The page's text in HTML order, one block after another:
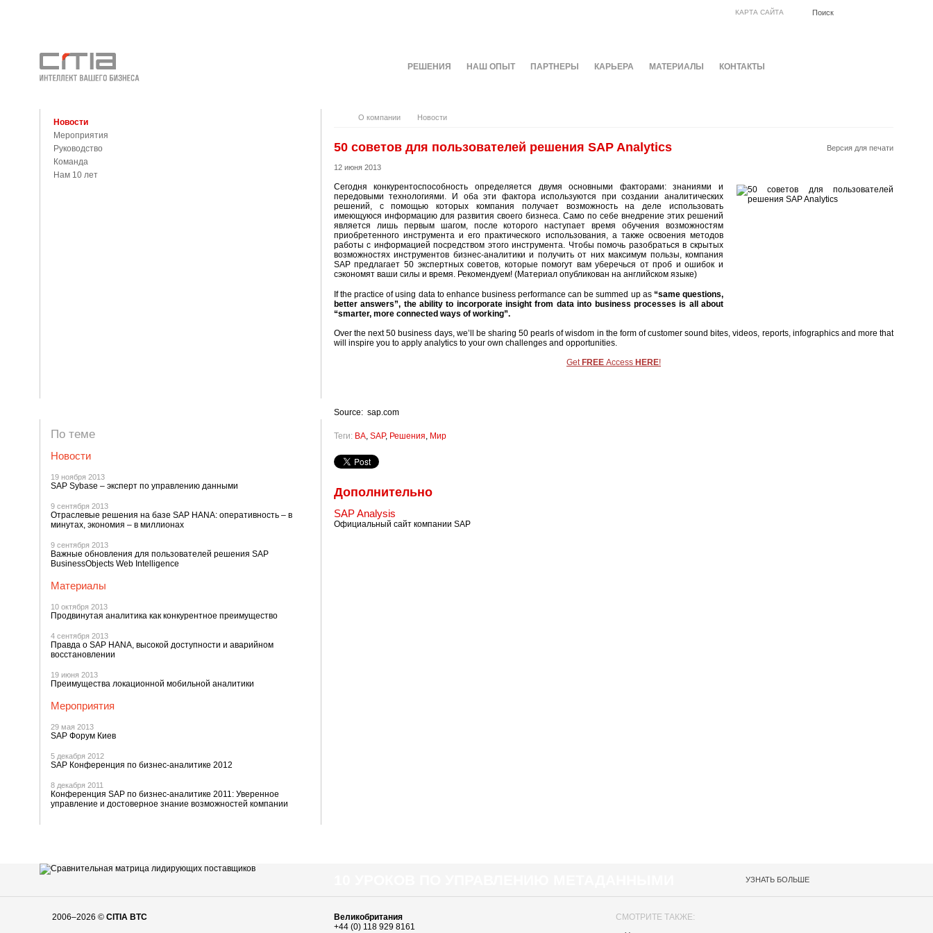
КАРТА САЙТА
РЕШЕНИЯ НАШ ОПЫТ ПАРТНЕРЫ КАРЬЕРА МАТЕРИАЛЫ КОНТАКТЫ
Новости
Мероприятия
Руководство
Команда
Нам 10 лет
По теме
Новости
19 ноября 2013
SAP Sybase – эксперт по управлению данными
9 сентября 2013
Отраслевые решения на базе SAP HANA: оперативность – в
минутах, экономия – в миллионах
9 сентября 2013
Важные обновления для пользователей решения SAP
BusinessObjects Web Intelligence
Материалы
10 октября 2013
Продвинутая аналитика как конкурентное преимущество
4 сентября 2013
Правда о SAP HANA, высокой доступности и аварийном
восстановлении
19 июня 2013
Преимущества локационной мобильной аналитики
Мероприятия
29 мая 2013
SAP Форум Киев
5 декабря 2012
SAP Конференция по бизнес-аналитике 2012
8 декабря 2011
Конференция SAP по бизнес-аналитике 2011: Уверенное
управление и достоверное знание возможностей компании
О компании Новости
Версия для печати
50 советов для пользователей решения SAP Analytics
12 июня 2013
Сегодня конкурентоспособность определяется двумя основными факторами: знаниями и
передовыми технологиями. И оба эти фактора используются при создании аналитических
решений, с помощью которых компания получает возможность на деле использовать
имеющуюся информацию для развития своего бизнеса. Само по себе внедрение этих решений
является лишь первым шагом, после которого наступает время обучения возможностям
приобретенного инструмента и его практического использования, а также освоения методов
работы с информацией посредством этого инструмента. Чтобы помочь разобраться в скрытых
возможностях инструментов бизнес-аналитики и получить от них максимум пользы, компания
SAP предлагает 50 экспертных советов, которые помогут вам уберечься от проб и ошибок и
сэкономят ваши силы и время. Рекомендуем! (Материал опубликован на английском языке)
If the practice of using data to enhance business performance can be summed up as “same questions,
better answers”, the ability to incorporate insight from data into business processes is all about
“smarter, more connected ways of working”.
Over the next 50 business days, we’ll be sharing 50 pearls of wisdom in the form of customer sound bites, videos, reports, infographics and more that
will inspire you to apply analytics to your own challenges and opportunities.
Get FREE Access HERE!
Source: sap.com
Теги: BA, SAP, Решения, Мир
Дополнительно
SAP Analysis
Официальный сайт компании SAP
УЗНАТЬ БОЛЬШЕ
2006–2026 © CITIA BTC
Великобритания
+44 (0) 118 929 8161
СМОТРИТЕ ТАКЖЕ: